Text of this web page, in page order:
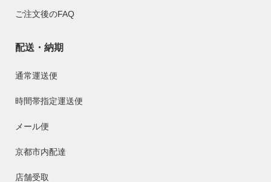
ご注文後のFAQ
配送・納期
通常運送便
時間帯指定運送便
メール便
京都市内配達
店舗受取